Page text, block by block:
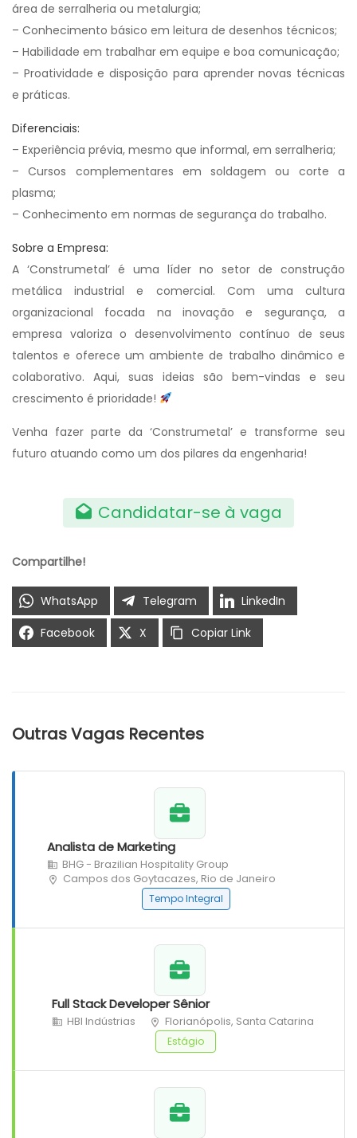
área de serralheria ou metalurgia;
– Conhecimento básico em leitura de desenhos técnicos;
– Habilidade em trabalhar em equipe e boa comunicação;
– Proatividade e disposição para aprender novas técnicas
e práticas.
Diferenciais:
– Experiência prévia, mesmo que informal, em serralheria;
– Cursos complementares em soldagem ou corte a
plasma;
– Conhecimento em normas de segurança do trabalho.
Sobre a Empresa:
A ‘Construmetal’ é uma líder no setor de construção
metálica industrial e comercial. Com uma cultura
organizacional focada na inovação e segurança, a
empresa valoriza o desenvolvimento contínuo de seus
talentos e oferece um ambiente de trabalho dinâmico e
colaborativo. Aqui, suas ideias são bem-vindas e seu
crescimento é prioridade!
Venha fazer parte da ‘Construmetal’ e transforme seu
futuro atuando como um dos pilares da engenharia!
Candidatar-se à vaga
Compartilhe!
WhatsApp Telegram
LinkedIn
Facebook
X Copiar Link
Outras Vagas Recentes
Analista de Marketing
BHG - Brazilian Hospitality Group
Campos dos Goytacazes, Rio de Janeiro
Tempo Integral
Full Stack Developer Sênior
HBI Indústrias Florianópolis, Santa Catarina
Estágio